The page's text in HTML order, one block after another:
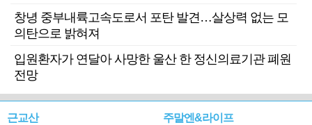
창녕 중부내륙고속도로서 포탄 발견…살상력 없는 모
의탄으로 밝혀져
입원환자가 연달아 사망한 울산 한 정신의료기관 폐원
전망
근교산 주말엔&라이프